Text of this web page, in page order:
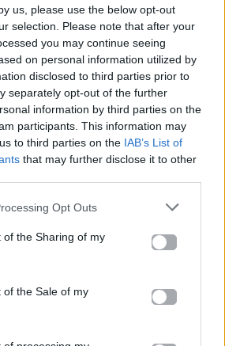
us, please use the below opt-out
selection. Please note that after your
you may continue seeing
on personal information utilized by
disclosed to third parties prior to
separately opt-out of the further
information by third parties on the
participants. This information may
to third parties on the IAB’s List of
that may further disclose it to other
Opt Outs
of the Sharing of my
of the Sale of my
μου και πάλι εσένα βλέπουν
περνάς
και νομίζουν πως ακούνε
αγαπάς
με πας
οχταριά
κλαίω
χτυπάς